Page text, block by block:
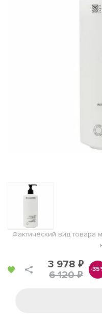
Фактический вид товара
3 978 ₽
6 120 ₽
-